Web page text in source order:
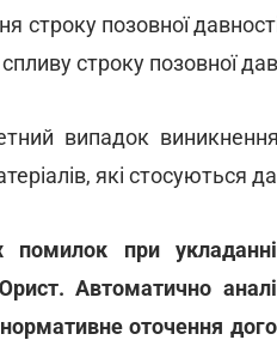
строку позовної
строку позовної
випадок
які стосуються
при
Автоматично
оточення